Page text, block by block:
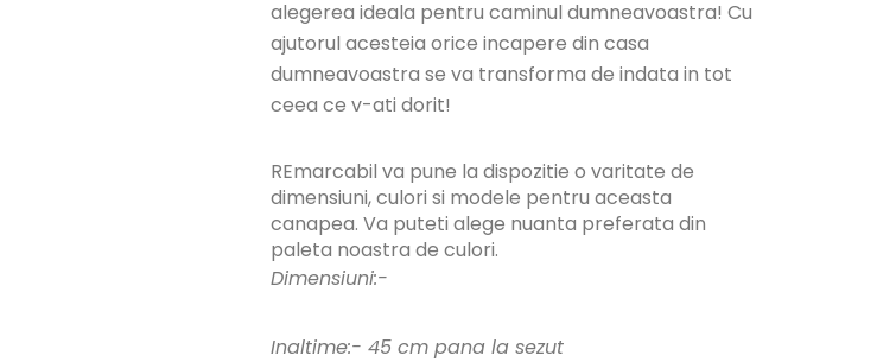
alegerea ideala pentru caminul dumneavoastra! Cu
ajutorul acesteia orice incapere din casa
dumneavoastra se va transforma de indata in tot
ceea ce v-ati dorit!
REmarcabil va pune la dispozitie o varitate de
dimensiuni, culori si modele pentru aceasta
canapea. Va puteti alege nuanta preferata din
paleta noastra de culori.
Dimensiuni:-
Inaltime:- 45 cm pana la sezut